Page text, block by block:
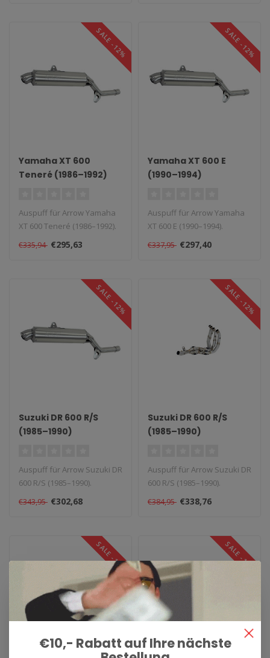
SALE -12%
Yamaha XT 600
Teneré (1986–1992)
Auspuff für Arrow Yamaha
XT 600 Teneré (1986–1992).
Lieferzeit: 1–4 Wochen..
€335,94 €295,63
SALE -12%
Yamaha XT 600 E
(1990–1994)
Auspuff für Arrow Yamaha
XT 600 E (1990–1994).
Lieferzeit: 1–4 Wochen...
€337,95 €297,40
SALE -12%
Suzuki DR 600 R/S
(1985–1990)
Auspuff für Arrow Suzuki DR
600 R/S (1985–1990).
Lieferzeit: 1–4 Wochen...
€343,95 €302,68
SALE -12%
Suzuki DR 600 R/S
(1985–1990)
Auspuff für Arrow Suzuki DR
600 R/S (1985–1990).
Lieferzeit: 1–4 Wochen...
€384,95 €338,76
SALE -12% SALE -12%
€10,- Rabatt auf Ihre nächste